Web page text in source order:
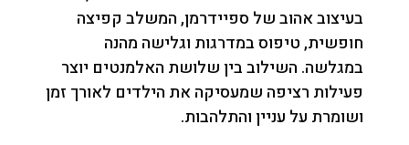
בעיצוב אהוב של ספיידרמן, המשלב קפיצה
חופשית, טיפוס במדרגות וגלישה מהנה
במגלשה. השילוב בין שלושת האלמנטים יוצר
פעילות רציפה שמעסיקה את הילדים לאורך זמן
ושומרת על עניין והתלהבות.